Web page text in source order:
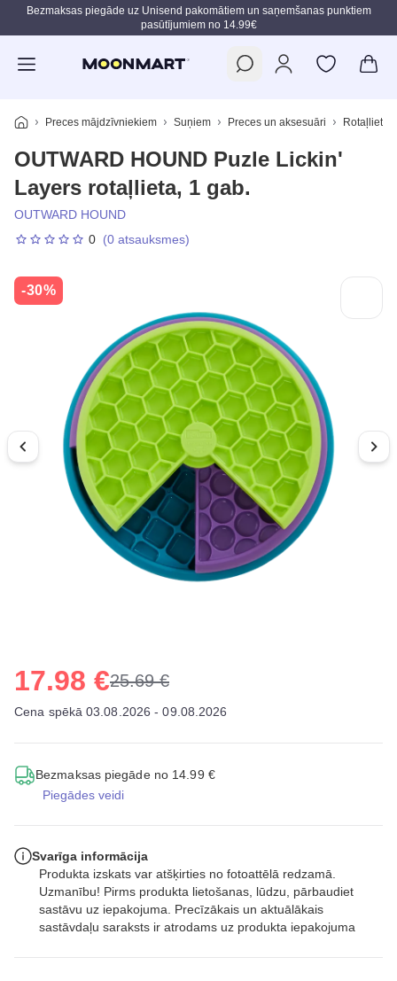
Pāriet uz galveno saturu
Bezmaksas piegāde uz Unisend pakomātiem un saņemšanas punktiem
pasūtījumiem no 14.99€
Preces mājdzīvniekiem Suņiem Preces un aksesuāri Rotaļlietas
OUTWARD HOUND Puzle Lickin'
Layers rotaļlieta, 1 gab.
OUTWARD HOUND
0 (0 atsauksmes)
-30%
17.98 €25.69 €
Cena spēkā 03.08.2026 - 09.08.2026
Bezmaksas piegāde no 14.99 €
Piegādes veidi
Svarīga informācija
Produkta izskats var atšķirties no fotoattēlā redzamā.
Uzmanību! Pirms produkta lietošanas, lūdzu, pārbaudiet
sastāvu uz iepakojuma. Precīzākais un aktuālākais
sastāvdaļu saraksts ir atrodams uz produkta iepakojuma